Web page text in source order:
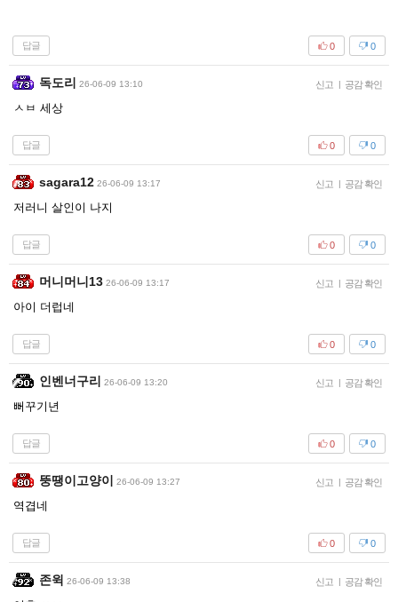
답글 0
0
독도리 26-06-09 13:10 신고 | 공감 확인
ㅅㅂ 세상
답글 0
0
sagara12 26-06-09 13:17 신고 | 공감 확인
저러니 살인이 나지
답글 0
0
머니머니13 26-06-09 13:17 신고 | 공감 확인
아이 더럽네
답글 0
0
인벤너구리 26-06-09 13:20 신고 | 공감 확인
뻐꾸기년
답글 0
0
뚱땡이고양이 26-06-09 13:27 신고 | 공감 확인
역겹네
답글 0
0
존윅 26-06-09 13:38 신고 | 공감 확인